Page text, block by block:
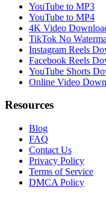
YouTube to MP3
YouTube to MP4
4K Video
TikTok No
Instagram Reels
Facebook Reels
YouTube Shorts
Online Video
Resources
Blog
FAQ
Contact Us
Privacy Policy
Terms of Service
DMCA Policy